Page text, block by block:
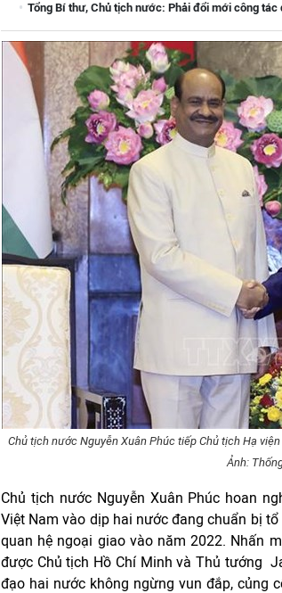
Tổng Bí thư, Chủ tịch nước: Phải đổi mới công
Chủ tịch nước Nguyễn Xuân Phúc tiếp Chủ tịch Hạ
Ảnh:
Chủ tịch nước Nguyễn Xuân Phúc hoan
Việt Nam vào dịp hai nước đang chuẩn bị
quan hệ ngoại giao vào năm 2022. Nhấn
được Chủ tịch Hồ Chí Minh và Thủ tướng
đạo hai nước không ngừng vun đắp, củng